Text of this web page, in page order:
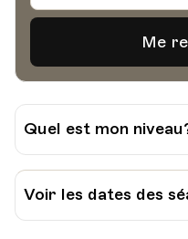
Quel est mon
Je prends contact
Voir les dates des